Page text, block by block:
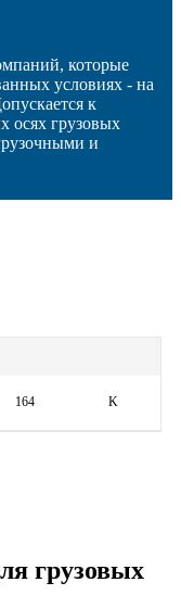
которые
условиях - на
к
осях грузовых
и
164 K
грузовых